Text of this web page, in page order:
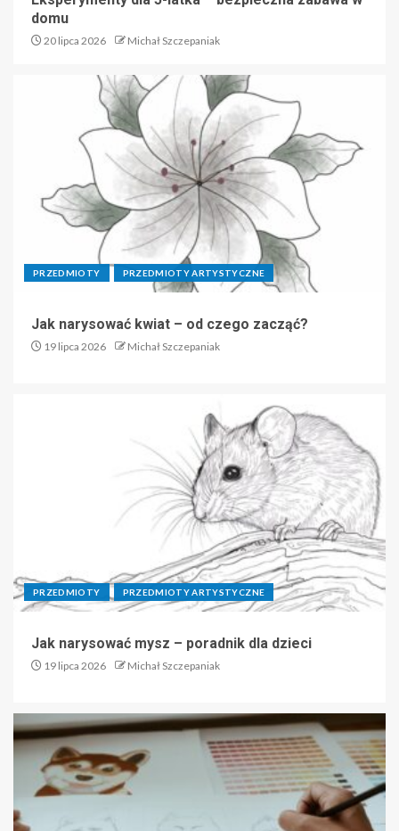
domu
20 lipca 2026 Michał Szczepaniak
PRZEDMIOTY PRZEDMIOTY ARTYSTYCZNE
Jak narysować kwiat – od czego zacząć?
19 lipca 2026 Michał Szczepaniak
PRZEDMIOTY PRZEDMIOTY ARTYSTYCZNE
Jak narysować mysz – poradnik dla dzieci
19 lipca 2026 Michał Szczepaniak